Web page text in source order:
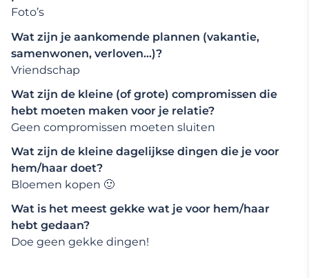
Foto’s
Wat zijn je aankomende plannen (vakantie,
samenwonen, verloven…)?
Vriendschap
Wat zijn de kleine (of grote) compromissen die
hebt moeten maken voor je relatie?
Geen compromissen moeten sluiten
Wat zijn de kleine dagelijkse dingen die je voor
hem/haar doet?
Bloemen kopen 🙂
Wat is het meest gekke wat je voor hem/haar
hebt gedaan?
Doe geen gekke dingen!